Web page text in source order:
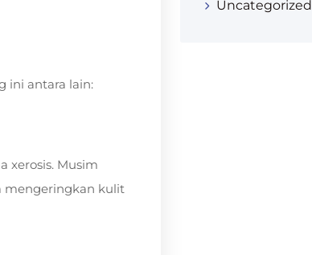
ini antara lain:
xerosis. Musim
mengeringkan kulit
Uncategorized